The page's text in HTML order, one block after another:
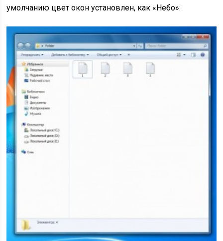
умолчанию цвет окон установлен, как «Небо»: